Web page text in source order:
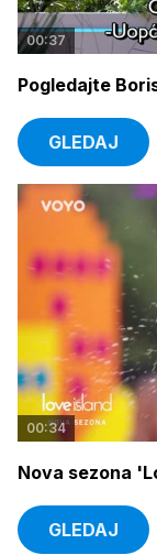
00:37
Pogledajte
GLEDAJ
00:34
Nova sezona
GLEDAJ